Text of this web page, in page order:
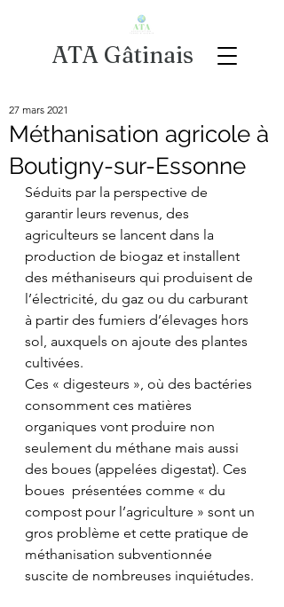
ATA Gâtinais
Méthanisation agricole à
Boutigny-sur-Essonne
27 mars 2021
Séduits par la perspective de
garantir leurs revenus, des
agriculteurs se lancent dans la
production de biogaz et installent
des méthaniseurs qui produisent de
l’électricité, du gaz ou du carburant
à partir des fumiers d’élevages hors
sol, auxquels on ajoute des plantes
cultivées.
Ces « digesteurs », où des bactéries
consomment ces matières
organiques vont produire non
seulement du méthane mais aussi
des boues (appelées digestat). Ces
boues  présentées comme « du
compost pour l’agriculture » sont un
gros problème et cette pratique de
méthanisation subventionnée
suscite de nombreuses inquiétudes.